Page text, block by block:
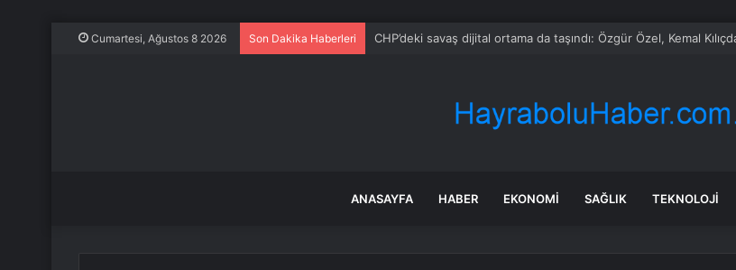
Cumartesi, Ağustos 8 2026 Son Dakika Haberleri Ece Erken’den ‘yasak aşk’ açıklaması: Hukuki yollara başvuruyor
ANASAYFA HABER EKONOMI SAĞLIK TEKNOLOJI